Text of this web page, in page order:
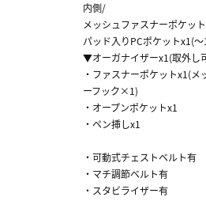
内側/
メッシュファスナーポケッ
パッド入りPCポケットx1(
▼オーガナイザーx1(取外し
・ファスナーポケットx1(
ーフック×1)
・オープンポケットx1
・ペン挿しx1
・可動式チェストベルト有
・マチ調節ベルト有
・スタビライザー有